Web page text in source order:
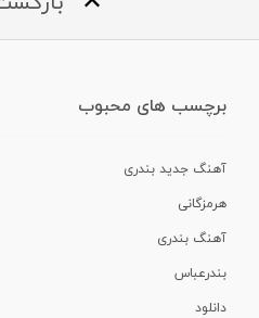
برچسب های محبوب
آهنگ جدید بندری
هرمزگانی
آهنگ بندری
بندرعباس
دانلود